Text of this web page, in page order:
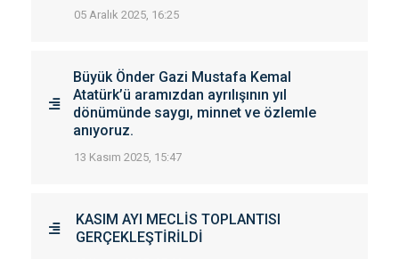
05 Aralık 2025, 16:25
Büyük Önder Gazi Mustafa Kemal
Atatürk’ü aramızdan ayrılışının yıl
dönümünde saygı, minnet ve özlemle
anıyoruz.
13 Kasım 2025, 15:47
KASIM AYI MECLİS TOPLANTISI
GERÇEKLEŞTİRİLDİ